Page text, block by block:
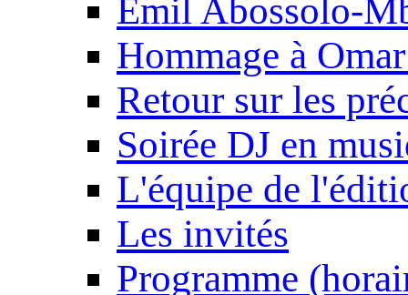
Emil Abossolo-
Hommage à
Retour sur les
Soirée DJ en
L'équipe de
Les invités
Programme